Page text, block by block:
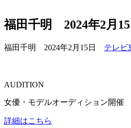
福田千明 2024年2月
福田千明 2024年2月15日 テレビ
AUDITION
女優・モデルオーディション開催
詳細はこちら